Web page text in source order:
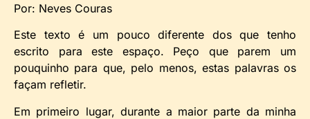
Por: Neves Couras
Este texto é um pouco diferente dos que tenho
escrito para este espaço. Peço que parem um
pouquinho para que, pelo menos, estas palavras os
façam refletir.
Em primeiro lugar, durante a maior parte da minha